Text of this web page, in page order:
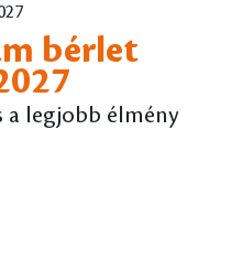
bérlet
a legjobb élmény